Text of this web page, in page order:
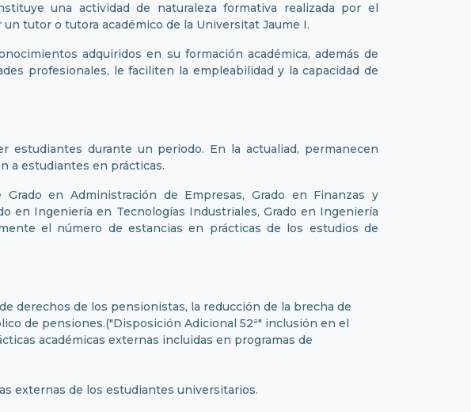
una actividad de naturaleza formativa realizada por el
tutor o tutora académico de la Universitat Jaume I.
adquiridos en su formación académica, además de
profesionales, le faciliten la empleabilidad y la capacidad de
estudiantes durante un periodo. En la actualiad, permanecen
a estudiantes en prácticas.
en Administración de Empresas, Grado en Finanzas y
en Ingeniería en Tecnologías Industriales, Grado en Ingeniería
el número de estancias en prácticas de los estudios de
derechos de los pensionistas, la reducción de la brecha de
de pensiones.("Disposición Adicional 52ª" inclusión en el
académicas externas incluidas en programas de
externas de los estudiantes universitarios.